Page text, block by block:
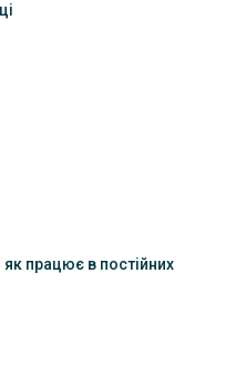
як працює в постійних